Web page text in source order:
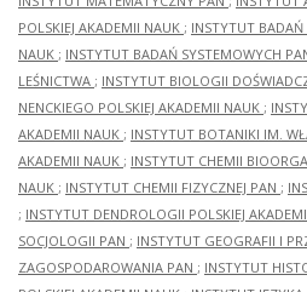
POLSKIEJ AKADEMII NAUK ; INSTYTUT BADAŃ
NAUK ; INSTYTUT BADAŃ SYSTEMOWYCH
LEŚNICTWA ; INSTYTUT BIOLOGII
NENCKIEGO POLSKIEJ AKADEMII NAUK ;
AKADEMII NAUK ; INSTYTUT BOTANIKI IM.
AKADEMII NAUK ; INSTYTUT CHEMII
NAUK ; INSTYTUT CHEMII FIZYCZNEJ PAN ;
; INSTYTUT DENDROLOGII POLSKIEJ
SOCJOLOGII PAN ; INSTYTUT GEOGRAFII I
ZAGOSPODAROWANIA PAN ; INSTYTUT